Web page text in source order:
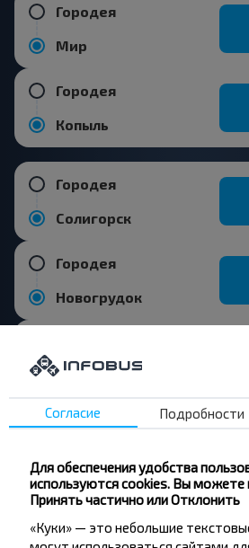
Городея
Мир
Городея
Копыль
Городея
Солигорск
Городея
Новогрудок
Хотите
дешевле?
Не пропусти специальные
другие интересные
Согласие Подробности
Для обеспечения удобства
используются cookies. Вы можете
Принять частично или Отклонить
«Куки» — это небольшие